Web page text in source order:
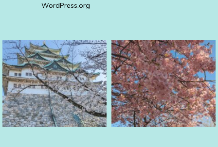
WordPress.org